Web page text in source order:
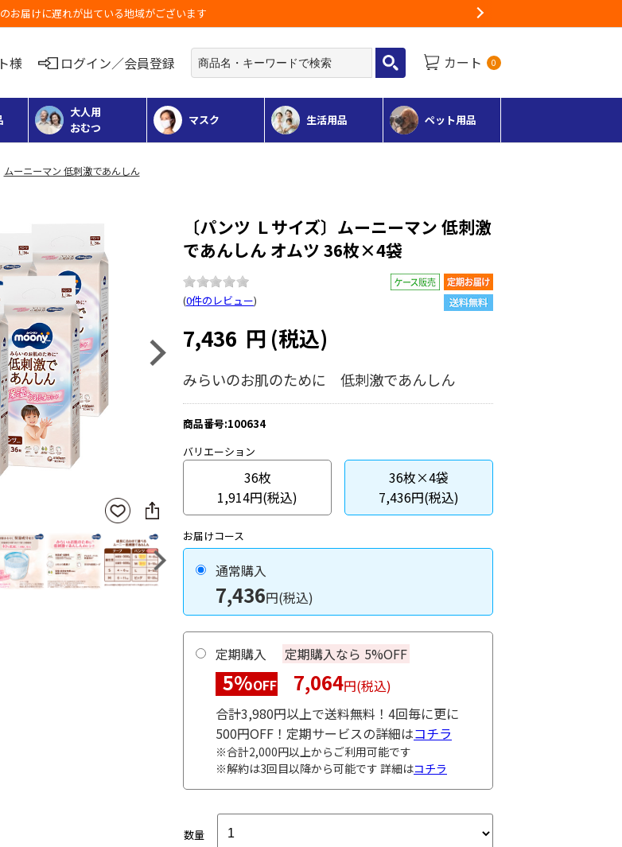
お届けに遅れが出ている地域がございます
様 ログイン／会員登録 カート 0
大人用
おむつ
マスク 生活用品 ペット用品
ムーニーマン 低刺激であんしん
Next
お気
に入
登録
SNS
に
シ
ェ
アNext
〔パンツ Ｌサイズ〕ムーニーマン 低刺激
であんしん オムツ 36枚×4袋
(0件のレビュー)
7,436 円 (税込)
みらいのお肌のために 低刺激であんしん
商品番号:100634
バリエーション
36枚
1,914円(税込)
36枚×4袋
7,436円(税込)
お届けコース
通常購入
7,436円(税込)
定期購入 定期購入なら 5%OFF
5%OFF 7,064円(税込)
合計3,980円以上で送料無料！4回毎に更に
500円OFF！定期サービスの詳細はコチラ
※合計2,000円以上からご利用可能です
※解約は3回目以降から可能です 詳細はコチラ
数量